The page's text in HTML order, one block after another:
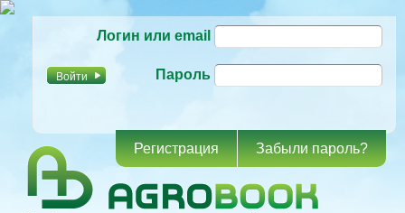
основному
Логин или email
Пароль
Регистрация Забыли пароль?